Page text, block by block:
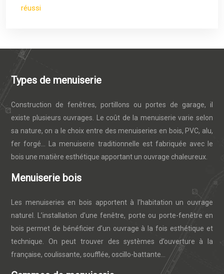
réussi
Types de menuiserie
Construction de fenêtres, portillons ou portes de garage, il
existe plusieurs ouvrages. Le coût de la menuiserie varie selon
sa nature, on a le choix entre des menuiseries en bois, PVC, alu,
fer forgé… La menuiserie traditionnelle est fabriquée avec le
bois une matière esthétique apportant un ouvrage chaleureux.
Menuiserie bois
Les menuiseries en bois apportent à l’habitation un ouvrage
naturel. L’installation d’une fenêtre, porte ou porte-fenêtre en
bois permet de bénéficier d’un ouvrage à la fois esthétique et
technique. On peut trouver des systèmes d’ouverture à la
française, coulissante, soufflée, oscillo-battante…